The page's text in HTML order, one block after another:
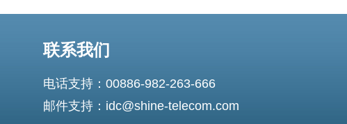
联系我们
电话支持：00886-982-263-666
邮件支持：idc@shine-telecom.com